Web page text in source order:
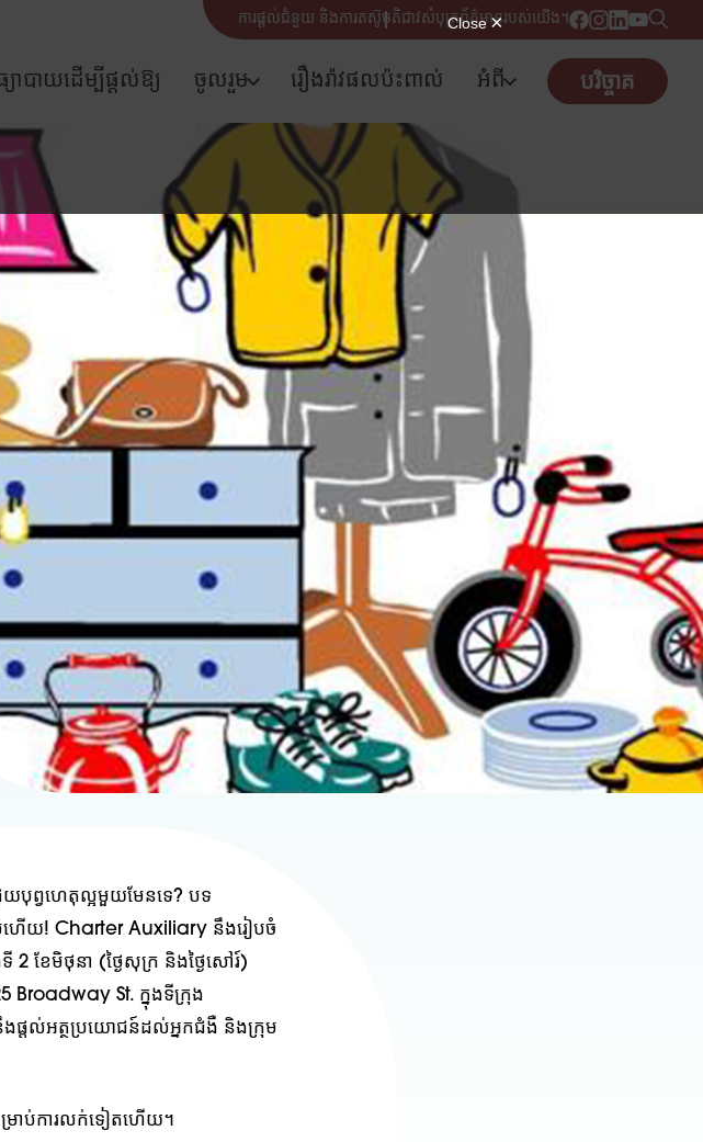
ការផ្តល់ជំនួយ និងការតស៊ូមតិជាវសំបុត្រព័ត៌មានរបស់យើង។
ោបាយដើម្បីផ្តល់ឱ្យ ចូលរួម រឿងរ៉ាវផលប៉ះពាល់ អំពី បរិច្ចាគ
ព្វហេតុល្អមួយមែនទេ? បទ
យ! Charter Auxiliary នឹងរៀបចំ
2 ខែមិថុនា (ថ្ងៃសុក្រ និងថ្ងៃសៅរ៍)
St. ក្នុងទីក្រុង
ផ្តល់អត្ថប្រយោជន៍ដល់អ្នកជំងឺ និងក្រុម
ាប់ការលក់ទៀតហើយ។